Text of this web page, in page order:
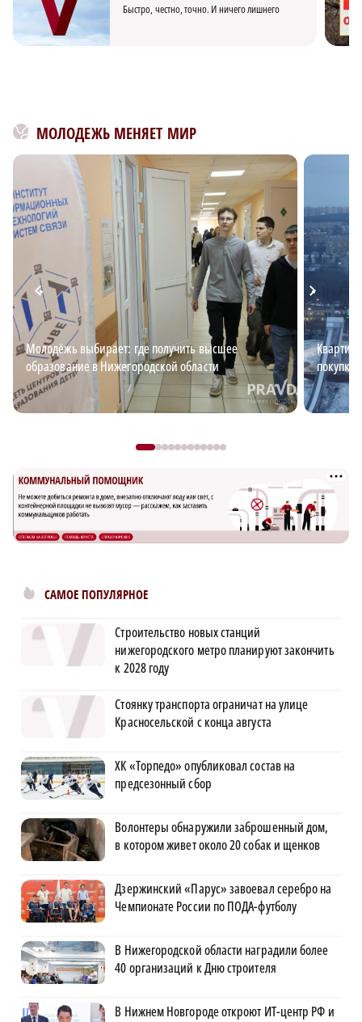
Быстро, честно, точно. И ничего лишнего
МОЛОДЕЖЬ МЕНЯЕТ МИР
Молодёжь выбирает: где получить высшее
образование в Нижегородской области
САМОЕ ПОПУЛЯРНОЕ
Строительство новых станций
нижегородского метро планируют закончить
к 2028 году
Стоянку транспорта ограничат на улице
Красносельской с конца августа
ХК «Торпедо» опубликовал состав на
предсезонный сбор
Волонтеры обнаружили заброшенный дом,
в котором живет около 20 собак и щенков
Дзержинский «Парус» завоевал серебро на
Чемпионате России по ПОДА-футболу
В Нижегородской области наградили более
40 организаций к Дню строителя
В Нижнем Новгороде откроют ИТ-центр РФ и